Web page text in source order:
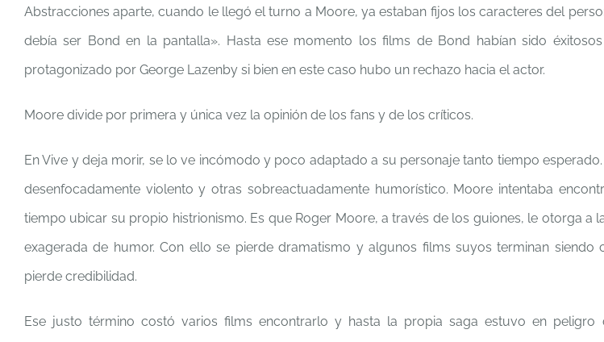
Abstracciones aparte, cuando le llegó el turno a Moore, ya estaban fijos los caracteres del
debía ser Bond en la pantalla». Hasta ese momento los films de Bond habían sido
protagonizado por George Lazenby si bien en este caso hubo un rechazo hacia el actor.
Moore divide por primera y única vez la opinión de los fans y de los críticos.
En Vive y deja morir, se lo ve incómodo y poco adaptado a su personaje tanto tiempo
desenfocadamente violento y otras sobreactuadamente humorístico. Moore intentaba
tiempo ubicar su propio histrionismo. Es que Roger Moore, a través de los guiones, le otorga a
exagerada de humor. Con ello se pierde dramatismo y algunos films suyos terminan siendo
pierde credibilidad.
Ese justo término costó varios films encontrarlo y hasta la propia saga estuvo en